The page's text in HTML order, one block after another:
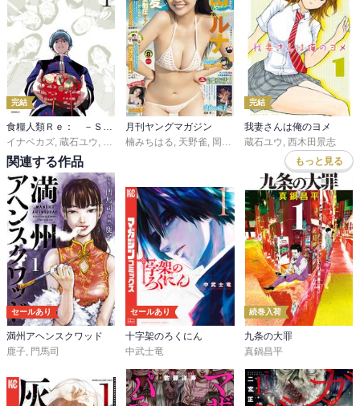
完結
食糧人類Ｒｅ： －Ｓｔａｒｖｉｎｇ Ｒｅ：ｖｅｌａｔｉｏｎ－
イナベカズ, 蔵石ユウ, 水谷健吾
月刊ヤングマガジン
楠みちはる, 天野雀, 岡沢六十四 ,るれくちぇ,ＫＥＮＴ
完結
我妻さんは俺のヨメ
蔵石ユウ, 西木田景志
関連する作品 もっと見る
セールあり
満州アヘンスクワッド
鹿子 門馬司
セールあり
十字架のろくにん
中武士竜
続巻入荷
九条の大罪
真鍋昌平